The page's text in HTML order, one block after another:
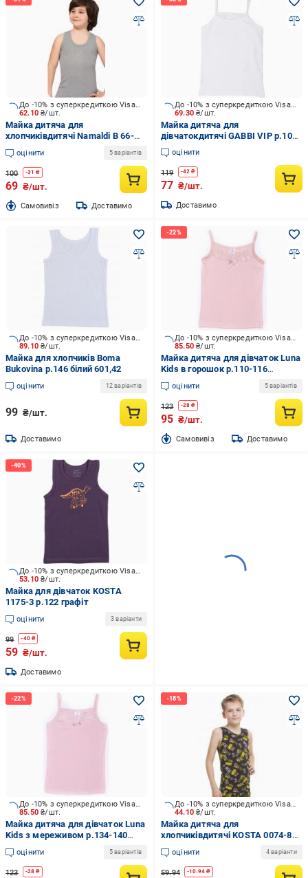
62.10₴/шт.
До -10% з суперкредиткою Visa Вигода
Майка дитяча для
хлопчиківдитячі Namaldi В 66-
307 р.140-152 меланж
оцінити 5 варіантів
100 -31 ₴
69 ₴/шт.
Cамовивіз Доставимо
69.30₴/шт.
До -10% з суперкредиткою Visa Вигода
Майка дитяча для
дівчатокдитячі GABBI VIP р.104
білий 10042
оцінити
119 -42 ₴
77 ₴/шт.
Доставимо
89.10₴/шт.
До -10% з суперкредиткою Visa Вигода
Майка для хлопчиків Boma
Bukovina р.146 білий 601,42
оцінити 12 варіантів
99 ₴/шт.
Доставимо
85.50₴/шт.
До -10% з суперкредиткою Visa Вигода
Майка дитяча для дівчаток Luna
Kids в горошок р.110-116
пудровий VD 0157 /пудровий в
білий горо
оцінити 5 варіантів
123 -28 ₴
95 ₴/шт.
Cамовивіз Доставимо
53.10₴/шт.
До -10% з суперкредиткою Visa Вигода
Майка для дівчаток KOSTA
1175-3 р.122 графіт
оцінити 3 варіанти
99 -40 ₴
59 ₴/шт.
Доставимо
85.50₴/шт.
До -10% з суперкредиткою Visa Вигода
Майка дитяча для дівчаток Luna
Kids з мереживом р.134-140
рожевий VD 0157 /рожевий з
мереживом/
оцінити 5 варіантів
123 -28 ₴
44.10₴/шт.
До -10% з суперкредиткою Visa Вигода
Майка дитяча для
хлопчиківдитячі KOSTA 0074-8
р.134 чорний
оцінити 4 варіанти
59.94 -10.94 ₴